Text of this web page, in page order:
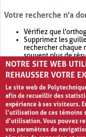
Votre recherche n'a
Vérifiez que
Supprimez les
rechercher chaque
souvent plus de
Envisagez d'élargir
retournera souvent
NOTRE SITE WEB
REHAUSSER VOTRE
Le site web de
afin de recueillir des
expérience à ses visiteurs.
l’utilisation de ces témoins
d’utilisation. Vous pouvez
vos paramètres de